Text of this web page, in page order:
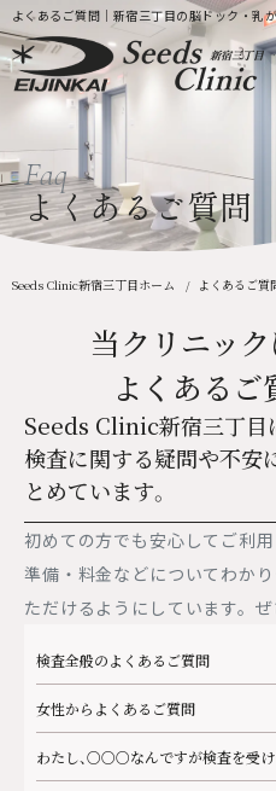
よくあるご質問｜新宿三丁目の脳ドック・乳
Faq
よくあるご質問
Seeds Clinic新宿三丁目ホーム よくあるご質
当クリニッ
よくあるご
Seeds Clinic新宿三丁目
検査に関する疑問や不安
とめています。
初めての方でも安心してご利
準備・料金などについてわか
ただけるようにしています。ぜ
検査全般のよくあるご質問
女性からよくあるご質問
わたし、○○○なんですが検査を受け
ホーム
新着情報
当クリニックのご案内
当クリニックについて
ごあいさつ
企業健診
ふるさと納税
MRI・CT検査について
料金案内
検診コースについて
痛くない乳がん検診
脳ドック（脳検診）
検診のご予約
医療機関の皆様へ
よくあるご質問
アクセス
お問い合わせ
院内見学・資料請求
プライバシーポリシー
0120-
WEB予
キャンペーンや休診の
います。ぜひお友達登録